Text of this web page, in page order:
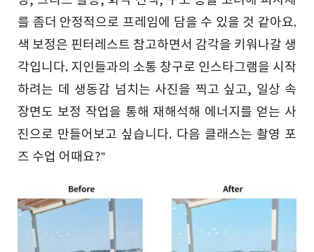
를 좀더 안정적으로 프레임에 담을 수 있을 것 같아요.
색 보정은 핀터레스트 참고하면서 감각을 키워나갈 생
각입니다. 지인들과의 소통 창구로 인스타그램을 시작
하려는 데 생동감 넘치는 사진을 찍고 싶고, 일상 속
장면도 보정 작업을 통해 재해석해 에너지를 얻는 사
진으로 만들어보고 싶습니다. 다음 클래스는 촬영 포
즈 수업 어때요?”